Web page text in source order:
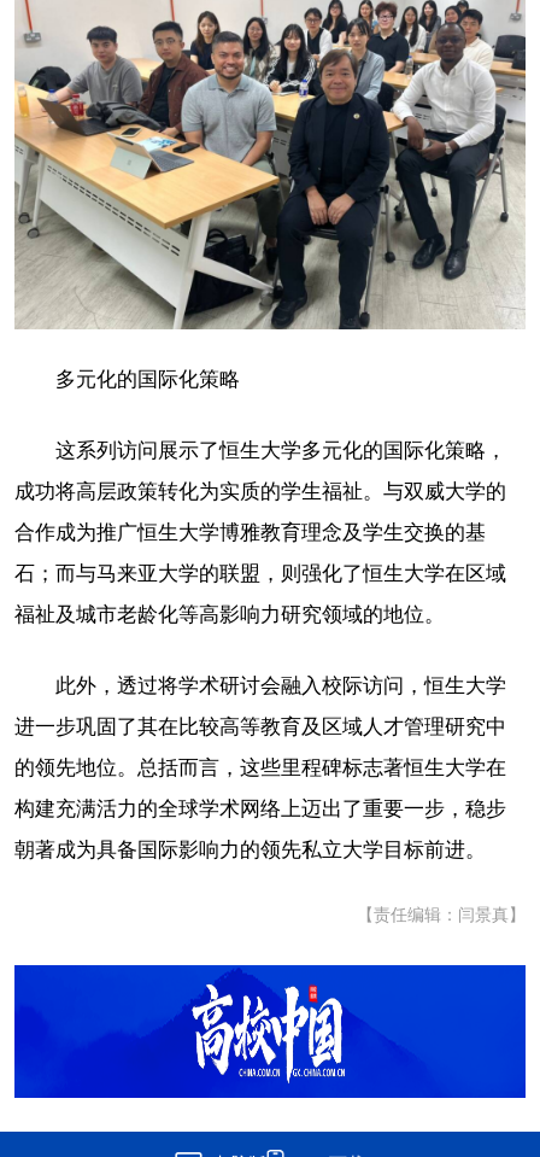
多元化的国际化策略
这系列访问展示了恒生大学多元化的国际化策略，
成功将高层政策转化为实质的学生福祉。与双威大学的
合作成为推广恒生大学博雅教育理念及学生交换的基
石；而与马来亚大学的联盟，则强化了恒生大学在区域
福祉及城市老龄化等高影响力研究领域的地位。
此外，透过将学术研讨会融入校际访问，恒生大学
进一步巩固了其在比较高等教育及区域人才管理研究中
的领先地位。总括而言，这些里程碑标志著恒生大学在
构建充满活力的全球学术网络上迈出了重要一步，稳步
朝著成为具备国际影响力的领先私立大学目标前进。
【责任编辑：闫景真】